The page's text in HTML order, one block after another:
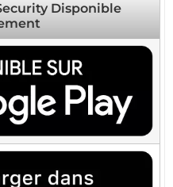
Disponible